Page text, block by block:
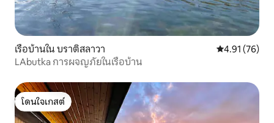
เรือบ้านใน บราติสลาวา คะแนนเฉลี่ย
4.91 (76)
LAbutka การผจญภัยในเรือบ้าน
โดนใจเกสต์
โดนใจเกสต์